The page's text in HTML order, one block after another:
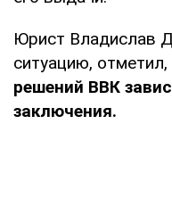
Юрист Владислав
ситуацию, отметил,
решений ВВК
заключения.